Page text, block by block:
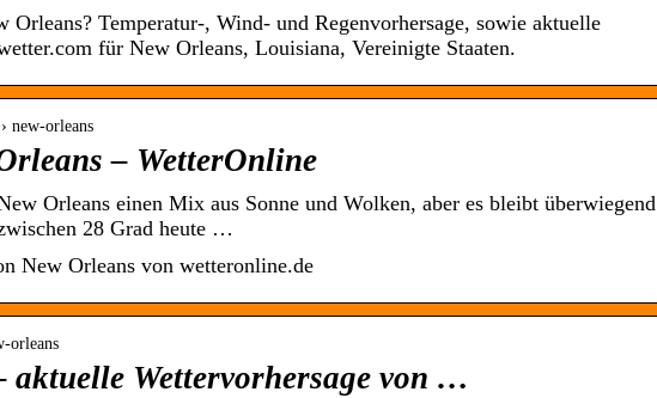
Temperatur-, Wind- und Regenvorhersage, sowie aktuelle
für New Orleans, Louisiana, Vereinigte Staaten.
new-orleans
– WetterOnline
Orleans einen Mix aus Sonne und Wolken, aber es bleibt überwiegend
28 Grad heute …
New Orleans von wetteronline.de
orleans
aktuelle Wettervorhersage von …